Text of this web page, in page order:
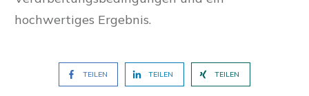
hochwertiges Ergebnis.
TEILEN TEILEN TEILEN